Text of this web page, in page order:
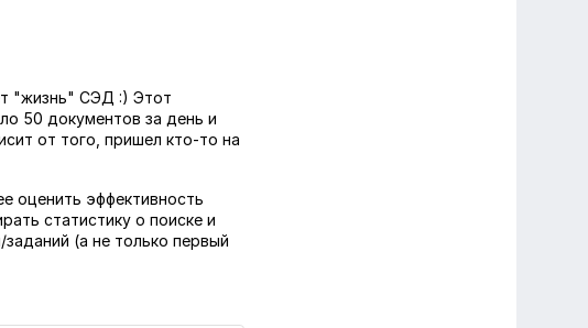
"жизнь" СЭД :) Этот
50 документов за день и
от того, пришел кто-то на
оценить эффективность
статистику о поиске и
(а не только первый